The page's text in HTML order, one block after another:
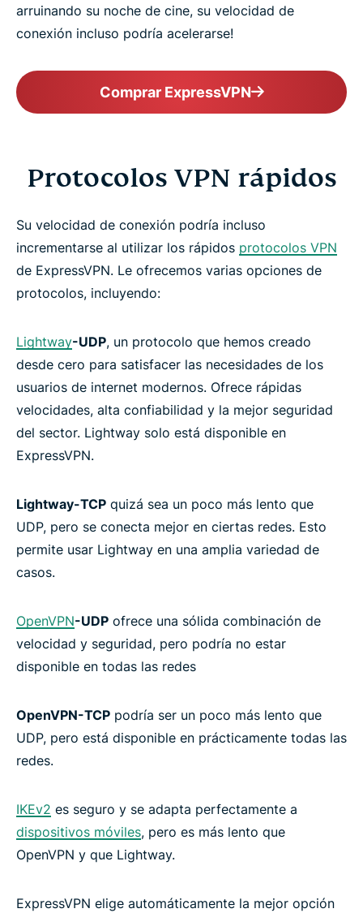
arruinando su noche de cine, su velocidad de
conexión incluso podría acelerarse!
Comprar ExpressVPN
Protocolos VPN rápidos
Su velocidad de conexión podría incluso
incrementarse al utilizar los rápidos protocolos VPN
de ExpressVPN. Le ofrecemos varias opciones de
protocolos, incluyendo:
Lightway-UDP, un protocolo que hemos creado
desde cero para satisfacer las necesidades de los
usuarios de internet modernos. Ofrece rápidas
velocidades, alta confiabilidad y la mejor seguridad
del sector. Lightway solo está disponible en
ExpressVPN.
Lightway-TCP quizá sea un poco más lento que
UDP, pero se conecta mejor en ciertas redes. Esto
permite usar Lightway en una amplia variedad de
casos.
OpenVPN-UDP ofrece una sólida combinación de
velocidad y seguridad, pero podría no estar
disponible en todas las redes
OpenVPN-TCP podría ser un poco más lento que
UDP, pero está disponible en prácticamente todas las
redes.
IKEv2 es seguro y se adapta perfectamente a
dispositivos móviles, pero es más lento que
OpenVPN y que Lightway.
ExpressVPN elige automáticamente la mejor opción